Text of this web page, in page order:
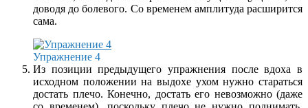
доводя до болевого. Со временем амплитуда расширится
сама.
Упражнение 4
Из позиции предыдущего упражнения после вдоха в
исходном положении на выдохе ухом нужно стараться
достать плечо. Конечно, достать его невозможно (даже